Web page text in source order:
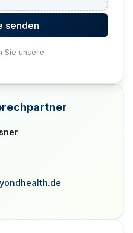
senden
Sie unsere